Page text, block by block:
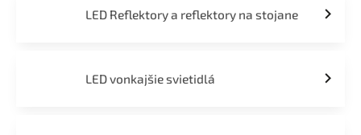
LED Reflektory a reflektory na stojane
LED vonkajšie svietidlá